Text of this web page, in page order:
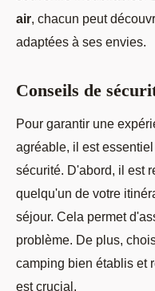
air, chacun peut
adaptées à ses envies.
Conseils de
Pour garantir une
agréable, il est
sécurité. D'abord, il est
quelqu'un de votre
séjour. Cela permet
problème. De plus,
camping bien établis et
est crucial.